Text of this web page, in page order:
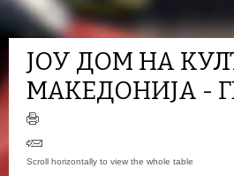
ЈОУ ДОМ НА
МАКЕДОНИЈА -